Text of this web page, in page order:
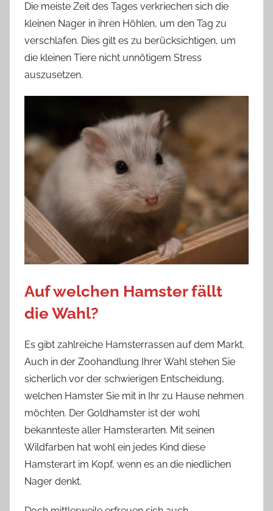
Die meiste Zeit des Tages verkriechen sich die
kleinen Nager in ihren Höhlen, um den Tag zu
verschlafen. Dies gilt es zu berücksichtigen, um
die kleinen Tiere nicht unnötigem Stress
auszusetzen.
Auf welchen Hamster fällt
die Wahl?
Es gibt zahlreiche Hamsterrassen auf dem Markt.
Auch in der Zoohandlung Ihrer Wahl stehen Sie
sicherlich vor der schwierigen Entscheidung,
welchen Hamster Sie mit in Ihr zu Hause nehmen
möchten. Der Goldhamster ist der wohl
bekannteste aller Hamsterarten. Mit seinen
Wildfarben hat wohl ein jedes Kind diese
Hamsterart im Kopf, wenn es an die niedlichen
Nager denkt.